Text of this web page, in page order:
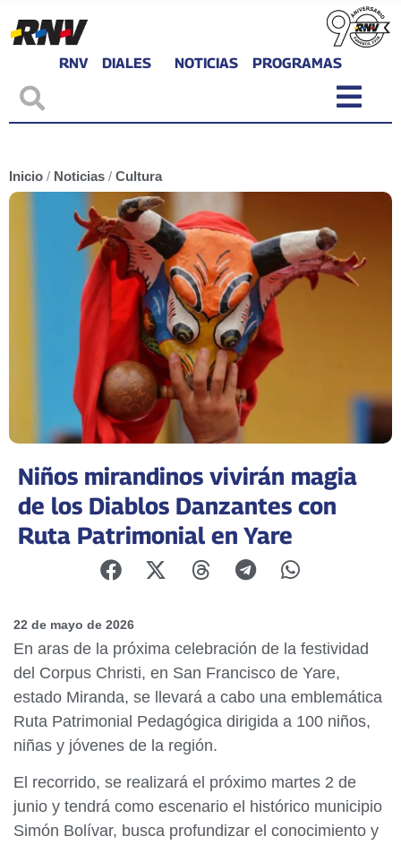
RNV DIALES NOTICIAS PROGRAMAS
Inicio / Noticias / Cultura
Niños mirandinos vivirán magia
de los Diablos Danzantes con
Ruta Patrimonial en Yare
22 de mayo de 2026
En aras de la próxima celebración de la festividad
del Corpus Christi, en San Francisco de Yare,
estado Miranda, se llevará a cabo una emblemática
Ruta Patrimonial Pedagógica dirigida a 100 niños,
niñas y jóvenes de la región.
El recorrido, se realizará el próximo martes 2 de
junio y tendrá como escenario el histórico municipio
Simón Bolívar, busca profundizar el conocimiento y